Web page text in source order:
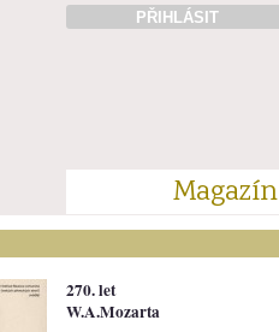
PŘIHLÁSIT
Magazín
270. let
W.A.Mozarta